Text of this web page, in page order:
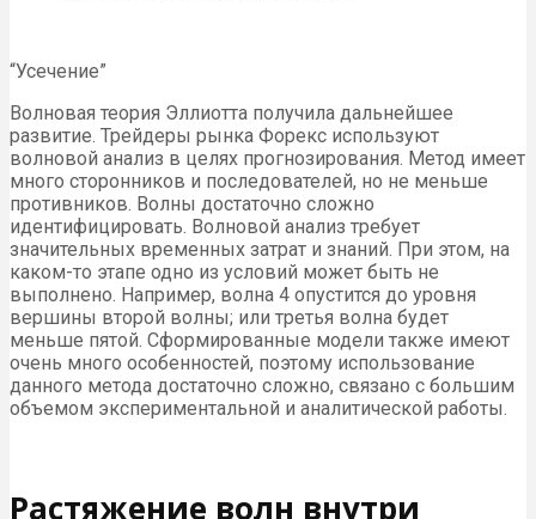
“Усечение”
Волновая теория Эллиотта получила дальнейшее
развитие. Трейдеры рынка Форекс используют
волновой анализ в целях прогнозирования. Метод имеет
много сторонников и последователей, но не меньше
противников. Волны достаточно сложно
идентифицировать. Волновой анализ требует
значительных временных затрат и знаний. При этом, на
каком-то этапе одно из условий может быть не
выполнено. Например, волна 4 опустится до уровня
вершины второй волны; или третья волна будет
меньше пятой. Сформированные модели также имеют
очень много особенностей, поэтому использование
данного метода достаточно сложно, связано с большим
объемом экспериментальной и аналитической работы.
Растяжение волн внутри